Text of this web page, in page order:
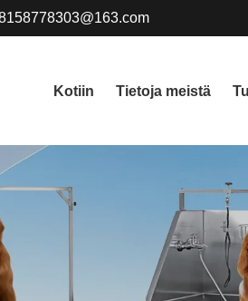
Kotiin Tietoja meistä